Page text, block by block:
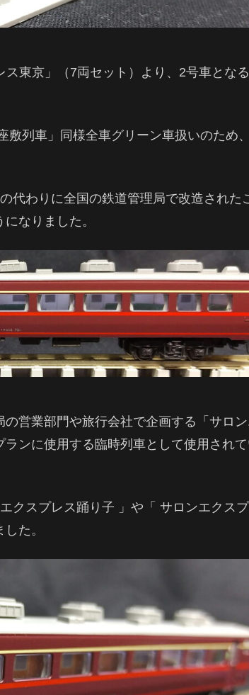
東京」（7両セット）より、2号車とな
敷列車」同様全車グリーン車扱いのため
代わりに全国の鉄道管理局で改造された
なりました。
営業部門や旅行会社で企画する「サロン
ンに使用する臨時列車として使用されて
クスプレス踊り子 」や「 サロンエクス
た。